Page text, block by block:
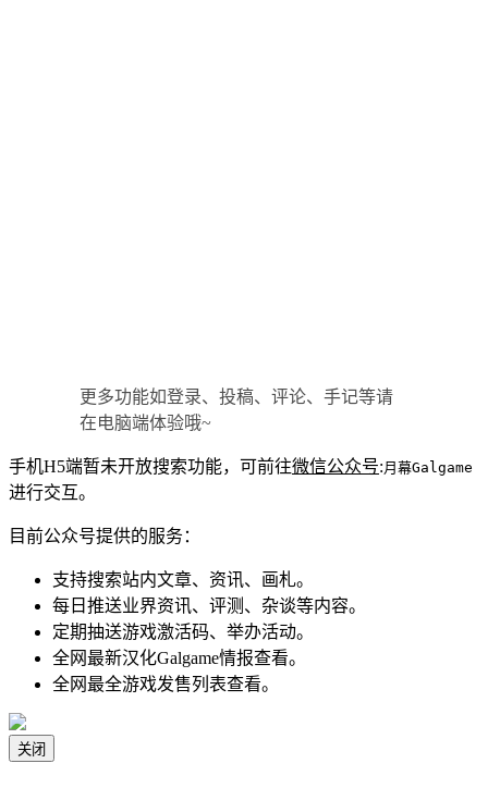
更多功能如登录、投稿、评论、手记等请
在电脑端体验哦~
手机H5端暂未开放搜索功能，可前往微信公众号: 月幕Galgame
进行交互。
目前公众号提供的服务：
支持搜索站内文章、资讯、画札。
每日推送业界资讯、评测、杂谈等内容。
定期抽送游戏激活码、举办活动。
全网最新汉化Galgame情报查看。
全网最全游戏发售列表查看。
关闭